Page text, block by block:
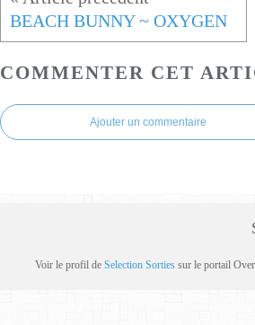
BEACH BUNNY ~ OXYGEN
COMMENTER CET
Ajouter un commentaire
Voir le profil de Selection Sortiessur le portail